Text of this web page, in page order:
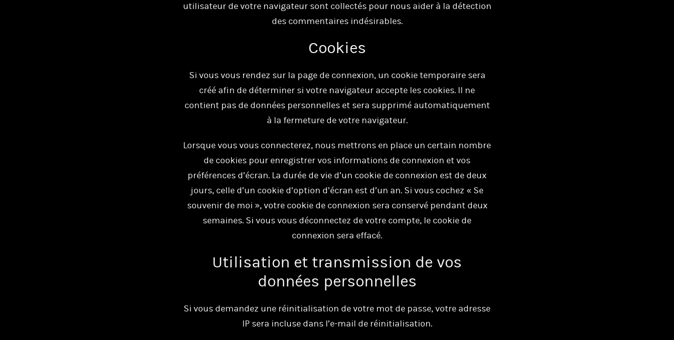
utilisateur de votre navigateur sont collectés pour nous aider à la détection
des commentaires indésirables.
Cookies
Si vous vous rendez sur la page de connexion, un cookie temporaire sera
créé afin de déterminer si votre navigateur accepte les cookies. Il ne
contient pas de données personnelles et sera supprimé automatiquement
à la fermeture de votre navigateur.
Lorsque vous vous connecterez, nous mettrons en place un certain nombre
de cookies pour enregistrer vos informations de connexion et vos
préférences d’écran. La durée de vie d’un cookie de connexion est de deux
jours, celle d’un cookie d’option d’écran est d’un an. Si vous cochez « Se
souvenir de moi », votre cookie de connexion sera conservé pendant deux
semaines. Si vous vous déconnectez de votre compte, le cookie de
connexion sera effacé.
Utilisation et transmission de vos
données personnelles
Si vous demandez une réinitialisation de votre mot de passe, votre adresse
IP sera incluse dans l’e-mail de réinitialisation.